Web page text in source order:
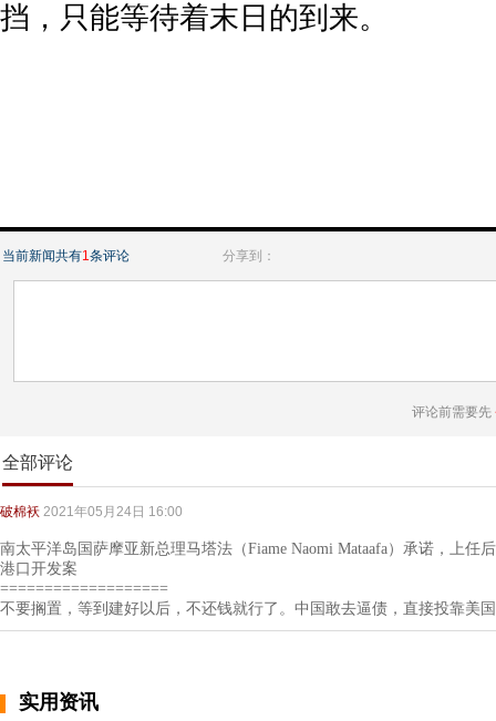
挡，只能等待着末日的到来。
当前新闻共有1条评论 分享到：
评论前需要先
全部评论
破棉袄 2021年05月24日 16:00
南太平洋岛国萨摩亚新总理马塔法（Fiame Naomi Mataafa）承诺，上任
港口开发案
===================
不要搁置，等到建好以后，不还钱就行了。中国敢去逼债，直接投靠美
实用资讯